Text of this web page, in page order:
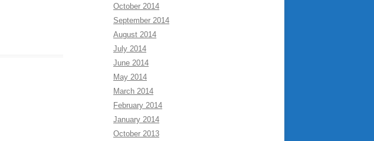
October 2014
September 2014
August 2014
July 2014
June 2014
May 2014
March 2014
February 2014
January 2014
October 2013